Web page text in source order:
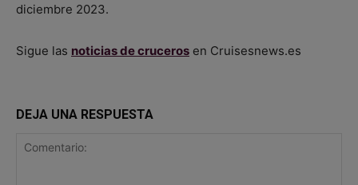
diciembre 2023.
Sigue las noticias de cruceros en Cruisesnews.es
DEJA UNA RESPUESTA